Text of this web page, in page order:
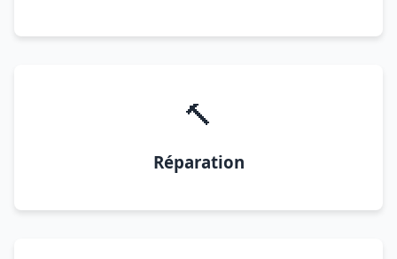
🔨
Réparation